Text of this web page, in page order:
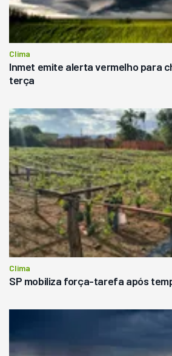
Clima
Inmet emite alerta vermelho para
terça
Clima
SP mobiliza força-tarefa após